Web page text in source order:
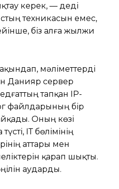
керек, — деді
техникасын емес,
біз алға жылжи
мәліметтерді
Данияр сервер
тапқан IP-
файлдарының бір
Оның көзі
ІТ бөлімінің
аттары мен
қарап шықты.
аударды.